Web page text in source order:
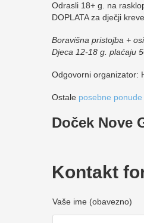
Odrasli 18+ g. na
DOPLATA za dječji
Boravišna pristojba +
Djeca 12-18 g. plaćaju
Odgovorni organizator:
Ostale posebne ponude
Doček Nove
Kontakt
Vaše ime (obavezno)